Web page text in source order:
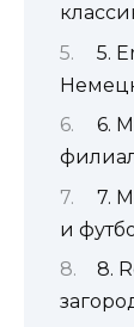
5.
6.
7.
и
8.